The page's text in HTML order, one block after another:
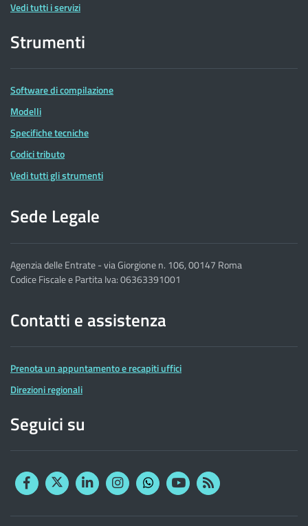
Vedi tutti i servizi
Strumenti
Software di compilazione
Modelli
Specifiche tecniche
Codici tributo
Vedi tutti gli strumenti
Sede Legale
Agenzia delle Entrate - via Giorgione n. 106, 00147 Roma
Codice Fiscale e Partita Iva: 06363391001
Contatti e assistenza
Prenota un appuntamento e recapiti uffici
Direzioni regionali
Seguici su
FacebookTwitterLinkedinInstagram
YouTubeRSS